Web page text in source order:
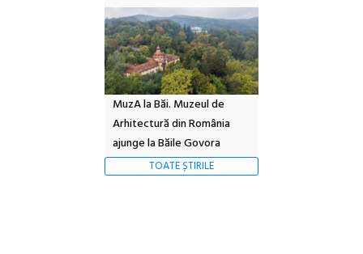
MuzA la Băi. Muzeul de
Arhitectură din România
ajunge la Băile Govora
TOATE ȘTIRILE